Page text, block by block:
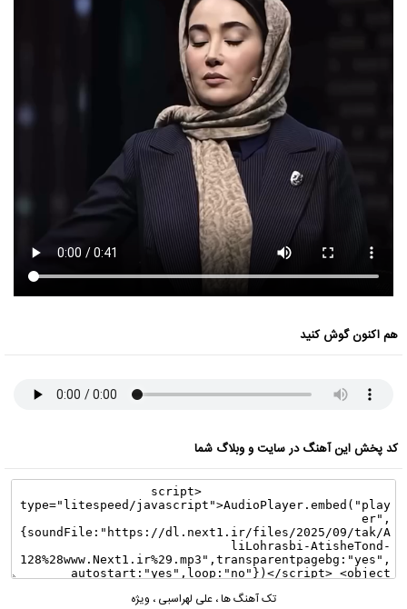
هم اکنون گوش کنید
کد پخش این آهنگ در سایت و وبلاگ شما
تک آهنگ ها، علی لهراسبی ، ویژه